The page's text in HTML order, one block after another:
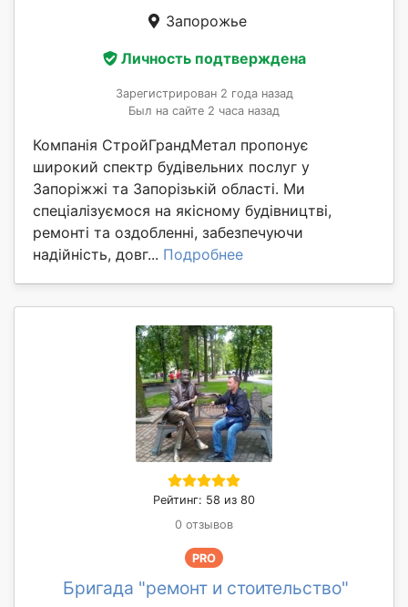
Запорожье
Личность подтверждена
Зарегистрирован 2 года назад
Был на сайте 2 часа назад
Компанія СтройГрандМетал пропонує
широкий спектр будівельних послуг у
Запоріжжі та Запорізькій області. Ми
спеціалізуємося на якісному будівництві,
ремонті та оздобленні, забезпечуючи
надійність, довг... Подробнее
Рейтинг: 58 из 80
0 отзывов
PRO
Бригада "ремонт и стоительство"